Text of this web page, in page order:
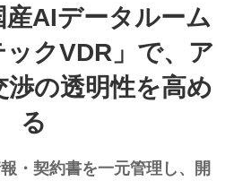
産AIデータルーム
ックVDR」で、ア
渉の透明性を高め
る
・契約書を一元管理し、開